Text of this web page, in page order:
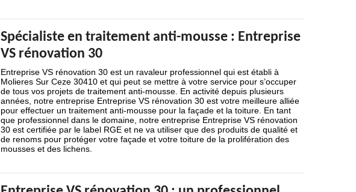
Spécialiste en traitement anti-mousse : Entreprise
VS rénovation 30
Entreprise VS rénovation 30 est un ravaleur professionnel qui est établi à
Molieres Sur Ceze 30410 et qui peut se mettre à votre service pour s’occuper
de tous vos projets de traitement anti-mousse. En activité depuis plusieurs
années, notre entreprise Entreprise VS rénovation 30 est votre meilleure alliée
pour effectuer un traitement anti-mousse pour la façade et la toiture. En tant
que professionnel dans le domaine, notre entreprise Entreprise VS rénovation
30 est certifiée par le label RGE et ne va utiliser que des produits de qualité et
de renoms pour protéger votre façade et votre toiture de la prolifération des
mousses et des lichens.